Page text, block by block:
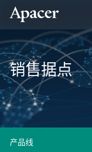
销售据点
产品线